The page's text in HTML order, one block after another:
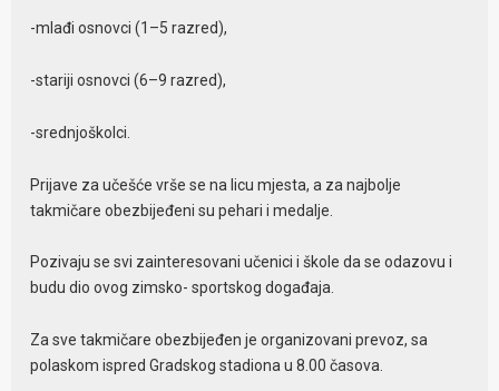
-mlađi osnovci (1–5 razred),
-stariji osnovci (6–9 razred),
-srednjoškolci.
Prijave za učešće vrše se na licu mjesta, a za najbolje
takmičare obezbijeđeni su pehari i medalje.
Pozivaju se svi zainteresovani učenici i škole da se odazovu i
budu dio ovog zimsko- sportskog događaja.
Za sve takmičare obezbijeđen je organizovani prevoz, sa
polaskom ispred Gradskog stadiona u 8.00 časova.